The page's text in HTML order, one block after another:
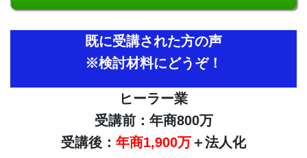
既に受講された方の声
※検討材料にどうぞ！
ヒーラー業
受講前：年商800万
受講後： 年商1,900万＋法人化